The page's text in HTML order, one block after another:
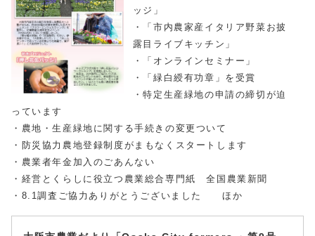
ッジ」
・「市内農家産イタリア野菜お披
露目ライブキッチン」
・「オンラインセミナー」
・「緑白綬有功章」を受賞
・特定生産緑地の申請の締切が迫
っています
・農地・生産緑地に関する手続きの変更ついて
・防災協力農地登録制度がまもなくスタートします
・農業者年金加入のごあんない
・経営とくらしに役立つ農業総合専門紙 全国農業新聞
・8.1調査ご協力ありがとうございました ほか